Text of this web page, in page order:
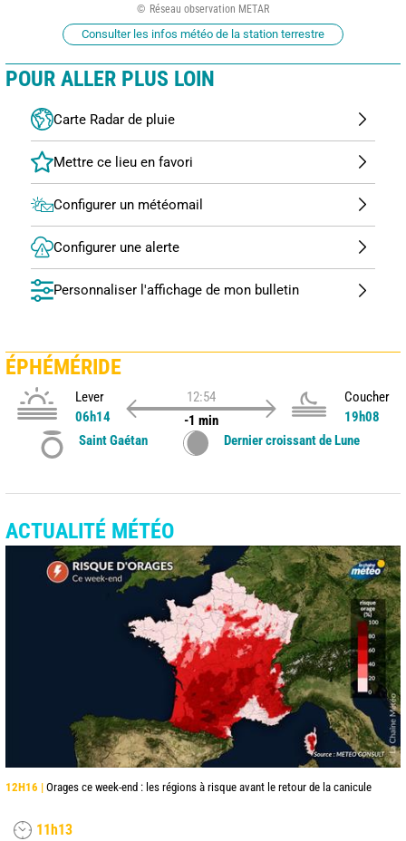
Réseau observation METAR
Consulter les infos météo de la station terrestre
POUR ALLER PLUS LOIN
Carte Radar de pluie
Configurer un météomail
Configurer une alerte
Personnaliser l'affichage de mon bulletin
ÉPHÉMÉRIDE
Lever
06h14
12:54
-1 min
Coucher
19h08
Saint Gaétan
Dernier croissant de Lune
ACTUALITÉ MÉTÉO
12H16 | Orages ce week-end : les régions à risque avant le retour de la canicule
11h13